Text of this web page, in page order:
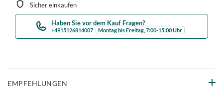
Sicher einkaufen
Haben Sie vor dem Kauf Fragen?
+4915126814007 Montag bis Freitag, 7:00-15:00 Uhr
EMPFEHLUNGEN